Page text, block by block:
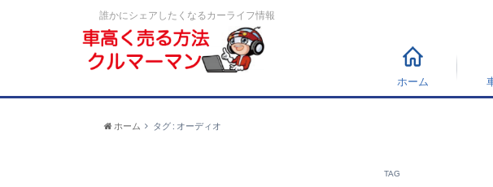
誰かにシェアしたくなるカーライフ情報
ホーム
ホーム タグ : オーディオ
TAG